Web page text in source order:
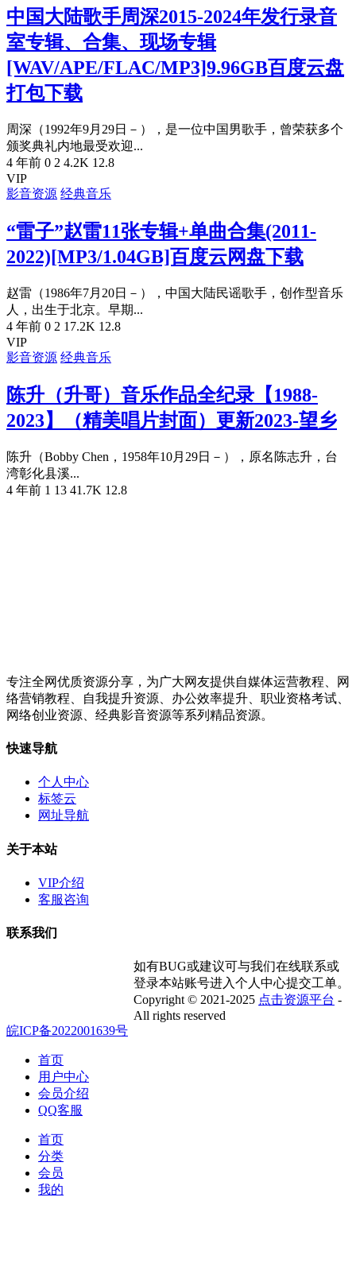
中国大陆歌手周深2015-2024年发行录音
室专辑、合集、现场专辑
[WAV/APE/FLAC/MP3]9.96GB百度云盘
打包下载
周深（1992年9月29日－），是一位中国男歌手，曾荣获多个
颁奖典礼内地最受欢迎...
4 年前 0 2 4.2K 12.8
VIP
影音资源 经典音乐
“雷子”赵雷11张专辑+单曲合集(2011-
2022)[MP3/1.04GB]百度云网盘下载
赵雷（1986年7月20日－），中国大陆民谣歌手，创作型音乐
人，出生于北京。早期...
4 年前 0 2 17.2K 12.8
VIP
影音资源 经典音乐
陈升（升哥）音乐作品全纪录【1988-
2023】（精美唱片封面）更新2023-望乡
陈升（Bobby Chen，1958年10月29日－），原名陈志升，台
湾彰化县溪...
4 年前 1 13 41.7K 12.8
专注全网优质资源分享，为广大网友提供自媒体运营教程、网
络营销教程、自我提升资源、办公效率提升、职业资格考试、
网络创业资源、经典影音资源等系列精品资源。
快速导航
个人中心
标签云
网址导航
关于本站
VIP介绍
客服咨询
联系我们
如有BUG或建议可与我们在线联系或
登录本站账号进入个人中心提交工单。
Copyright © 2021-2025 点击资源平台 -
All rights reserved
皖ICP备2022001639号
首页
用户中心
会员介绍
QQ客服
首页
分类
会员
我的